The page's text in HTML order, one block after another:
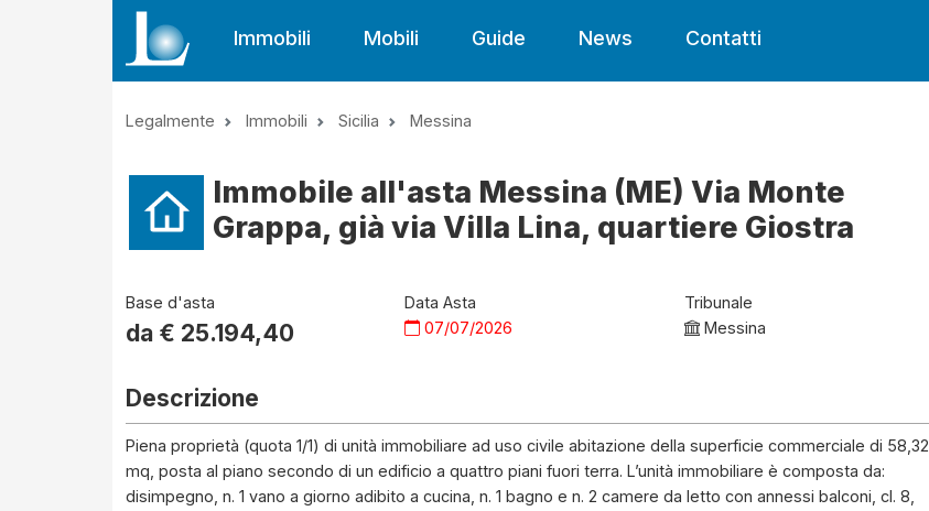
Immobili Mobili Guide News Contatti
Legalmente Immobili Sicilia Messina
Immobile all'asta Messina (ME) Via Monte
Grappa, già via Villa Lina, quartiere Giostra
Base d'asta
da € 25.194,40
Data Asta
07/07/2026
Tribunale
Messina
Descrizione
Piena proprietà (quota 1/1) di unità immobiliare ad uso civile abitazione della superficie commerciale di 58,32
mq, posta al piano secondo di un edificio a quattro piani fuori terra. L’unità immobiliare è composta da:
disimpegno, n. 1 vano a giorno adibito a cucina, n. 1 bagno e n. 2 camere da letto con annessi balconi, cl. 8,